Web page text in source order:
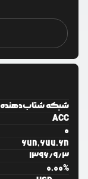
شبکه شتاب‌دهنده
ACC
0
678,677.68
1396/9/3
0.00%